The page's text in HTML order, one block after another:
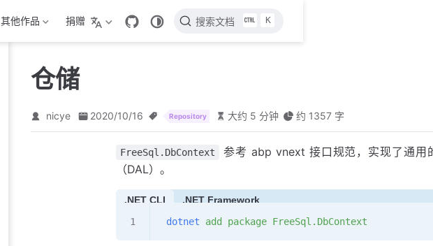
其他作品 捐赠 搜索文档 K
仓储
nicye 2020/10/16 Repository 大约 5 分钟 约 1357 字
FreeSql.DbContext
参考 abp vnext 接口规范，实现了通用
（DAL）。
.NET CLI
.NET Framework
dotnet add package FreeSql.DbContext